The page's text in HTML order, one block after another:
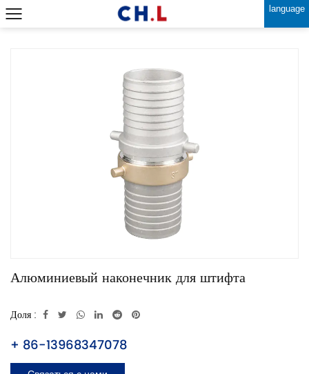
language
Алюминиевый наконечник для штифта
Доля :
+ 86-13968347078